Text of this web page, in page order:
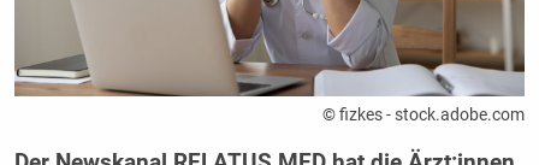
© fizkes - stock.adobe.com